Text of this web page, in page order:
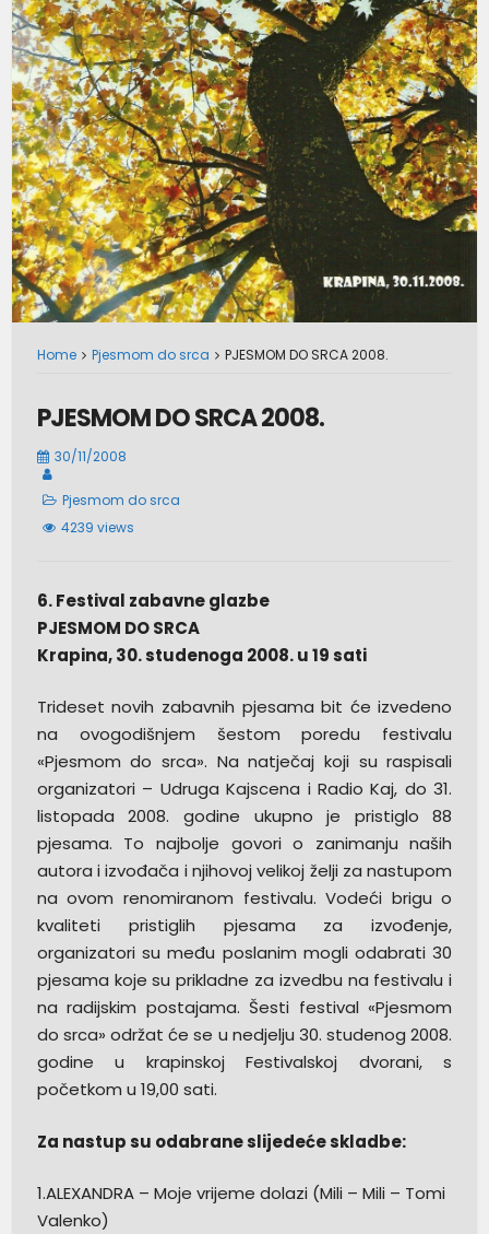
Home Pjesmom do srca PJESMOM DO SRCA 2008.
PJESMOM DO SRCA 2008.
30/11/2008
Pjesmom do srca
4239 views
6. Festival zabavne glazbe
PJESMOM DO SRCA
Krapina, 30. studenoga 2008. u 19 sati
Trideset novih zabavnih pjesama bit će izvedeno
na ovogodišnjem šestom poredu festivalu
«Pjesmom do srca». Na natječaj koji su raspisali
organizatori – Udruga Kajscena i Radio Kaj, do 31.
listopada 2008. godine ukupno je pristiglo 88
pjesama. To najbolje govori o zanimanju naših
autora i izvođača i njihovoj velikoj želji za nastupom
na ovom renomiranom festivalu. Vodeći brigu o
kvaliteti pristiglih pjesama za izvođenje,
organizatori su među poslanim mogli odabrati 30
pjesama koje su prikladne za izvedbu na festivalu i
na radijskim postajama. Šesti festival «Pjesmom
do srca» održat će se u nedjelju 30. studenog 2008.
godine u krapinskoj Festivalskoj dvorani, s
početkom u 19,00 sati.
Za nastup su odabrane slijedeće skladbe:
1.ALEXANDRA – Moje vrijeme dolazi (Mili – Mili – Tomi
Valenko)